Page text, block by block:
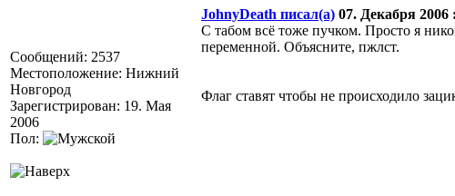
Сообщений: 2537
Местоположение: Нижний
Новгород
Зарегистрирован: 19. Мая
2006
Пол:
JohnyDeath писал(а) 07. Декабря 2006
С табом всё тоже пучком. Просто я
переменной. Объясните, пжлст.
Флаг ставят чтобы не происходило